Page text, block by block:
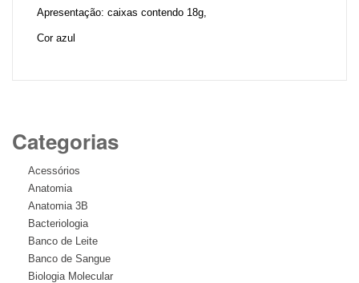
Apresentação: caixas contendo 18g,
Cor azul
Categorias
Acessórios
Anatomia
Anatomia 3B
Bacteriologia
Banco de Leite
Banco de Sangue
Biologia Molecular